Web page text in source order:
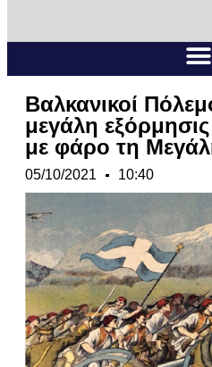
Βαλκανικοί
μεγάλη
με φάρο τη
05/10/2021 10:40